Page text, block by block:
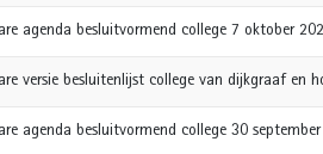
agenda besluitvormend college 7 oktober
versie besluitenlijst college van dijkgraaf en
agenda besluitvormend college 30